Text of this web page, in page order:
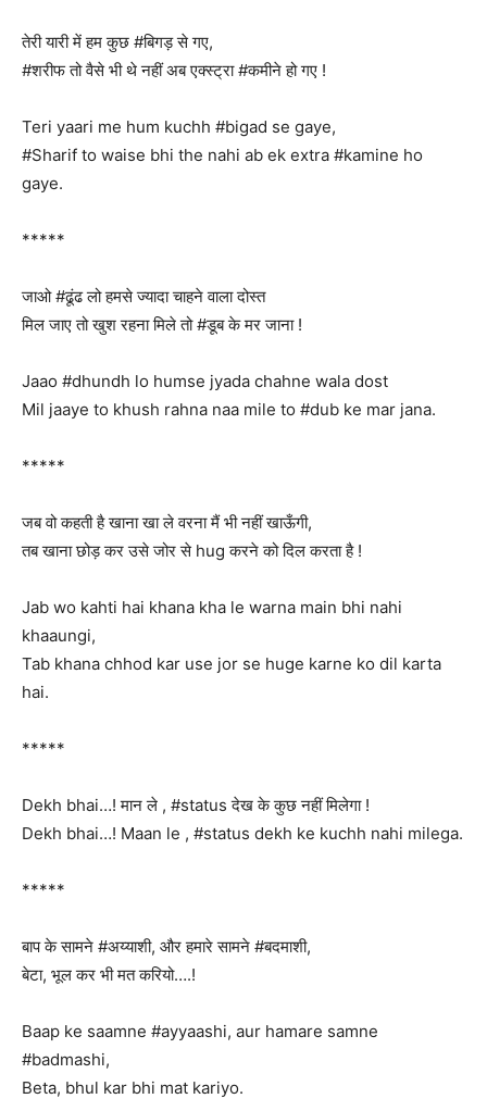
तेरी यारी में हम कुछ #बिगड़ से गए,
#शरीफ तो वैसे भी थे नहीं अब एक्स्ट्रा #कमीने हो गए !
Teri yaari me hum kuchh #bigad se gaye,
#Sharif to waise bhi the nahi ab ek extra #kamine ho
gaye.
*****
जाओ #ढूंढ लो हमसे ज्यादा चाहने वाला दोस्त
मिल जाए तो खुश रहना मिले तो #डूब के मर जाना !
Jaao #dhundh lo humse jyada chahne wala dost
Mil jaaye to khush rahna naa mile to #dub ke mar jana.
*****
जब वो कहती है खाना खा ले वरना मैं भी नहीं खाऊँगी,
तब खाना छोड़ कर उसे जोर से hug करने को दिल करता है !
Jab wo kahti hai khana kha le warna main bhi nahi
khaaungi,
Tab khana chhod kar use jor se huge karne ko dil karta
hai.
*****
Dekh bhai…! मान ले , #status देख के कुछ नहीं मिलेगा !
Dekh bhai…! Maan le , #status dekh ke kuchh nahi milega.
*****
बाप के सामने #अय्याशी, और हमारे सामने #बदमाशी,
बेटा, भूल कर भी मत करियो….!
Baap ke saamne #ayyaashi, aur hamare samne
#badmashi,
Beta, bhul kar bhi mat kariyo.